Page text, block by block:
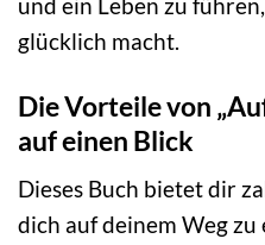
glücklich macht.
Die Vorteile von
auf einen Blick
Dieses Buch bietet dir
dich auf deinem Weg